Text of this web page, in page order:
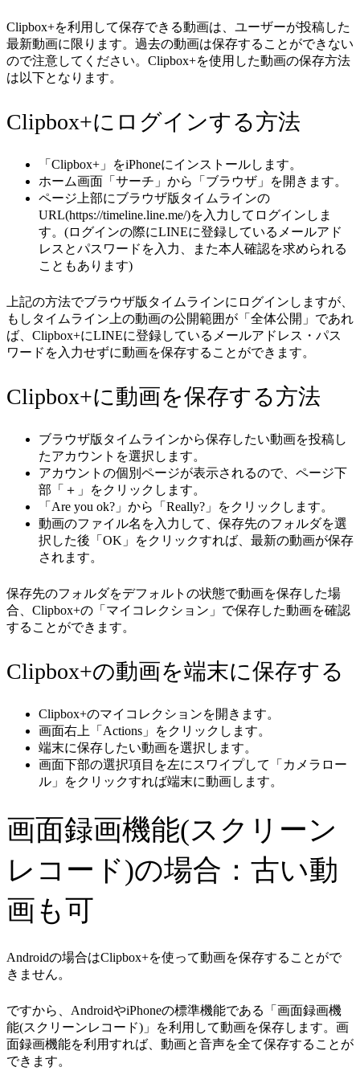
Clipbox+を利用して保存できる動画は、ユーザーが投稿した
最新動画に限ります。過去の動画は保存することができない
ので注意してください。Clipbox+を使用した動画の保存方法
は以下となります。
Clipbox+にログインする方法
「Clipbox+」をiPhoneにインストールします。
ホーム画面「サーチ」から「ブラウザ」を開きます。
ページ上部にブラウザ版タイムラインの
URL(https://timeline.line.me/)を入力してログインしま
す。(ログインの際にLINEに登録しているメールアド
レスとパスワードを入力、また本人確認を求められる
こともあります)
上記の方法でブラウザ版タイムラインにログインしますが、
もしタイムライン上の動画の公開範囲が「全体公開」であれ
ば、Clipbox+にLINEに登録しているメールアドレス・パス
ワードを入力せずに動画を保存することができます。
Clipbox+に動画を保存する方法
ブラウザ版タイムラインから保存したい動画を投稿し
たアカウントを選択します。
アカウントの個別ページが表示されるので、ページ下
部「＋」をクリックします。
「Are you ok?」から「Really?」をクリックします。
動画のファイル名を入力して、保存先のフォルダを選
択した後「OK」をクリックすれば、最新の動画が保存
されます。
保存先のフォルダをデフォルトの状態で動画を保存した場
合、Clipbox+の「マイコレクション」で保存した動画を確認
することができます。
Clipbox+の動画を端末に保存する
Clipbox+のマイコレクションを開きます。
画面右上「Actions」をクリックします。
端末に保存したい動画を選択します。
画面下部の選択項目を左にスワイプして「カメラロー
ル」をクリックすれば端末に動画します。
画面録画機能(スクリーン
レコード)の場合：古い動
画も可
Androidの場合はClipbox+を使って動画を保存することがで
きません。
ですから、AndroidやiPhoneの標準機能である「画面録画機
能(スクリーンレコード)」を利用して動画を保存します。画
面録画機能を利用すれば、動画と音声を全て保存することが
できます。